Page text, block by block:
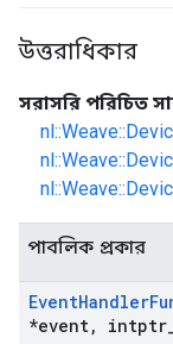
উত্তরাধিকার
সরাসরি পরিচিত
পাবলিক প্রকার
EventHandler
*event, intptr